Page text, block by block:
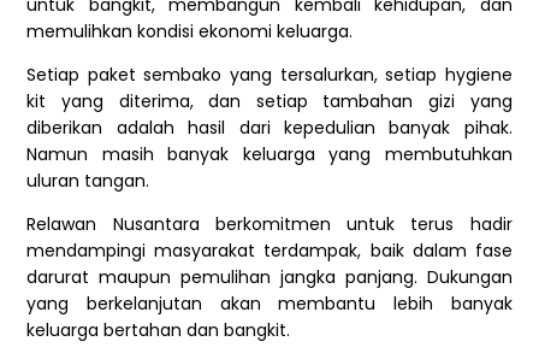
memulihkan kondisi ekonomi keluarga.
Setiap paket sembako yang tersalurkan, setiap hygiene
kit yang diterima, dan setiap tambahan gizi yang
diberikan adalah hasil dari kepedulian banyak pihak.
Namun masih banyak keluarga yang membutuhkan
uluran tangan.
Relawan Nusantara berkomitmen untuk terus hadir
mendampingi masyarakat terdampak, baik dalam fase
darurat maupun pemulihan jangka panjang. Dukungan
yang berkelanjutan akan membantu lebih banyak
keluarga bertahan dan bangkit.